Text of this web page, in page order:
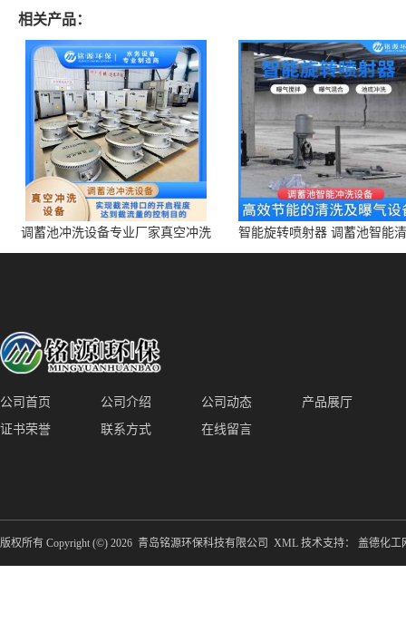
相关产品：
调蓄池冲洗设备专业厂家真空冲洗
装置厂家青岛铭源环保减少堵塞设
智能旋转喷射器 调蓄池智能
点对点面对面旋转清洗
公司首页 公司介绍 公司动态
产品展厅
证书荣誉
联系方式 在线留言
版权所有 Copyright (©) 2026 青岛铭源环保科技有限公司 XML 技术支持： 盖德化工